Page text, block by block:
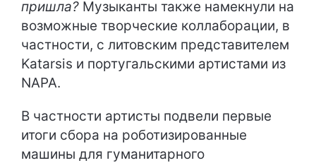
пришла? Музыканты также намекнули на
возможные творческие коллаборации, в
частности, с литовским представителем
Katarsis и португальскими артистами из
NAPA.
В частности артисты подвели первые
итоги сбора на роботизированные
машины для гуманитарного